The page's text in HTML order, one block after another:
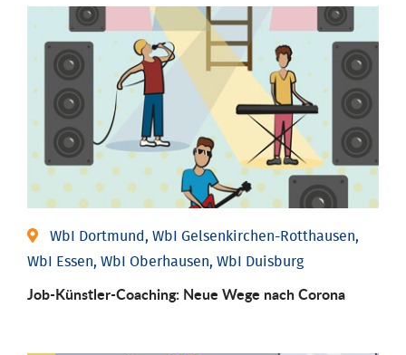
WbI Dortmund, WbI Gelsenkirchen-Rotthausen,
WbI Essen, WbI Oberhausen, WbI Duisburg
Job-Künstler-Coaching: Neue Wege nach Corona